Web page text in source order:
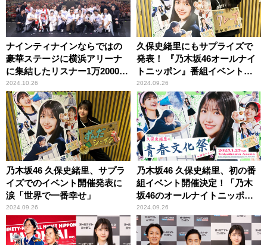
ナインティナインならではの
豪華ステージに横浜アリーナ
に集結したリスナー1万2000人
が熱狂！ 『ニッポン放送開局
70周年記念 ナインティナイン
のオールナイトニッポン歌謡
祭』
2024.10.26
久保史緒里にもサプライズで
発表！ 『乃木坂46オールナイ
トニッポン』番組イベント開
催決定！
2024.09.26
乃木坂46 久保史緒里、サプラ
イズでのイベント開催発表に
涙「世界で一番幸せ」
2024.09.26
乃木坂46 久保史緒里、初の番
組イベント開催決定！「乃木
坂46のオールナイトニッポン
presents 久保史緒里の青春文
化祭 in 横浜アリーナ」
2024.09.26